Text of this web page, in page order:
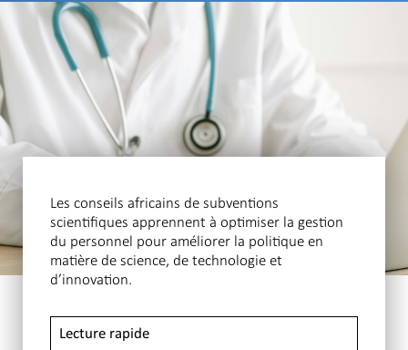
Les conseils africains de subventions
scientifiques apprennent à optimiser la gestion
du personnel pour améliorer la politique en
matière de science, de technologie et
d’innovation.
Lecture rapide